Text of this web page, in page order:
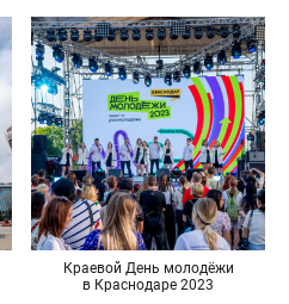
Краевой День молодёжи
в Краснодаре 2023